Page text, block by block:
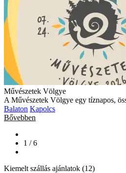
Művészetek Völgye
A Művészetek Völgye egy tíznapos,
Balaton Kapolcs
Bővebben
1 / 6
Kiemelt szállás ajánlatok (12)